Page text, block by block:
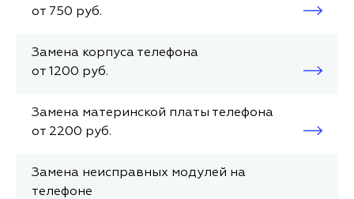
от 750 руб.
Замена корпуса телефона
от 1200 руб.
Замена материнской платы телефона
от 2200 руб.
Замена неисправных модулей на
телефоне